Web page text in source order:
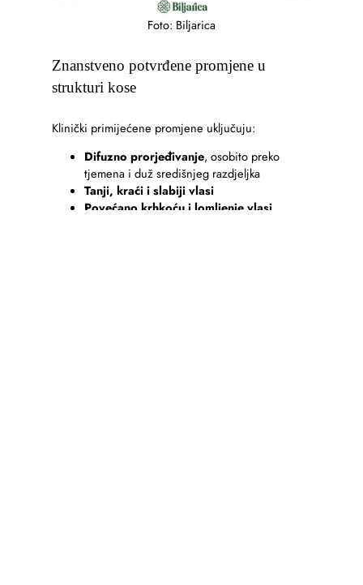
Foto: Biljarica
Znanstveno potvrđene promjene u
strukturi kose
Klinički primijećene promjene uključuju:
Difuzno prorjeđivanje, osobito preko
tjemena i duž središnjeg razdjeljka
Tanji, kraći i slabiji vlasi
Povećano krhkoću i lomljenje vlasi